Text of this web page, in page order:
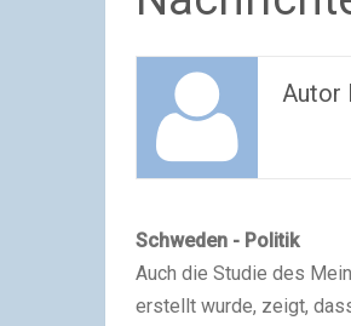
Autor
Schweden - Politik
Auch die Studie des
erstellt wurde, zeigt,